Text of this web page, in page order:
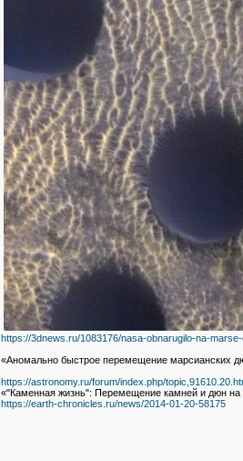
https://3dnews.ru/1083176/nasa-obnarugilo-na-
«Аномально быстрое перемещение марсианских
https://astronomy.ru/forum/index.php/
«"Каменная жизнь": Перемещение камней и дюн
https://earth-chronicles.ru/news/2014-01-20-58175